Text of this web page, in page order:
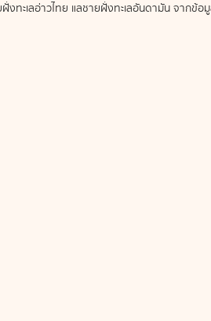
ทะเลอ่าวไทย แลชายฝั่งทะเลอันดามัน จากข้